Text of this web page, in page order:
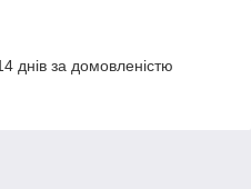
днів за домовленістю